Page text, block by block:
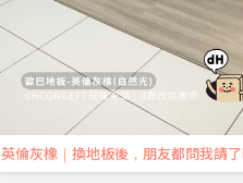
英倫灰橡｜換地板後，朋友都問我請